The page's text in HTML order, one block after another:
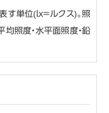
す単位(lx＝ルクス)。照
照度・水平面照度・鉛